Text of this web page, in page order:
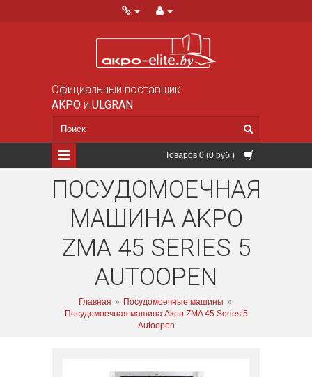
Официальный поставщик
AKPO и ULGRAN
Товаров 0 (0 руб.)
ПОСУДОМОЕЧНАЯ
МАШИНА AKPO
ZMA 45 SERIES 5
AUTOOPEN
Главная » Посудомоечные машины »
Посудомоечная машина Akpo ZMA 45 Series 5
Autoopen